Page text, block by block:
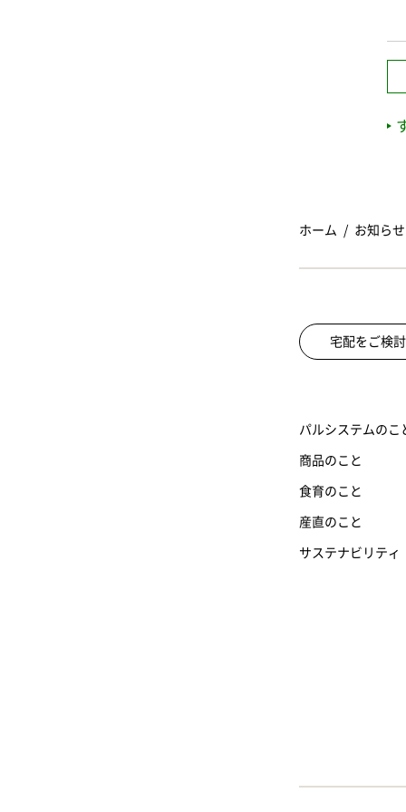
ホーム お知らせ
宅配をご検
パルシステムのこ
商品のこと
食育のこと
産直のこと
サステナビリティ